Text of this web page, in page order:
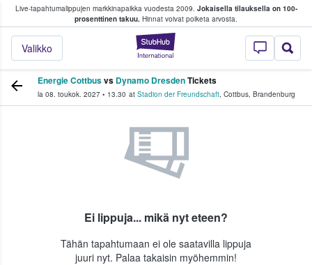
Live-tapahtumalippujen markkinapaikka vuodesta 2009. Jokaisella tilauksella on 100-
prosenttinen takuu. Hinnat voivat poiketa arvosta.
StubHub -
Valikko
fanit ostavat ja myyvät lippuja
Energie Cottbusvs Dynamo DresdenTickets
la 08. toukok. 2027 • 13.30 at Stadion der Freundschaft, Cottbus, Brandenburg
Ei lippuja... mikä nyt eteen?
Tähän tapahtumaan ei ole saatavilla lippuja
juuri nyt. Palaa takaisin myöhemmin!